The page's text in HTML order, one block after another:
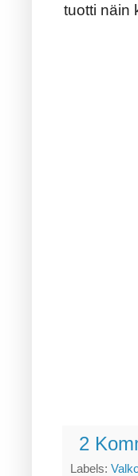
tuotti näin
2
Labels: